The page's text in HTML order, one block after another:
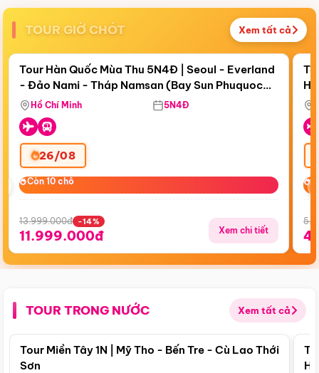
TOUR GIỜ CHÓT Xem tất cả
Còn18 ngày 20:41:48
Bay Sun Phuquoc Airways
Điểm nổi bật
Tour Hàn Quốc Mùa Thu 5N4Đ | Seoul - Everland
- Đảo Nami - Tháp Namsan (Bay Sun Phuquoc
Airways)
Hồ Chí Minh 5N4Đ
26/08
Còn 10 chỗ
Còn 10 chỗ
13.999.000đ -14%
11.999.000đ Xem chi tiết
TOUR TRONG NƯỚC Xem tất cả
Điểm nổi bật
Tour Miền Tây 1N | Mỹ Tho - Bến Tre - Cù Lao Thới
Sơn